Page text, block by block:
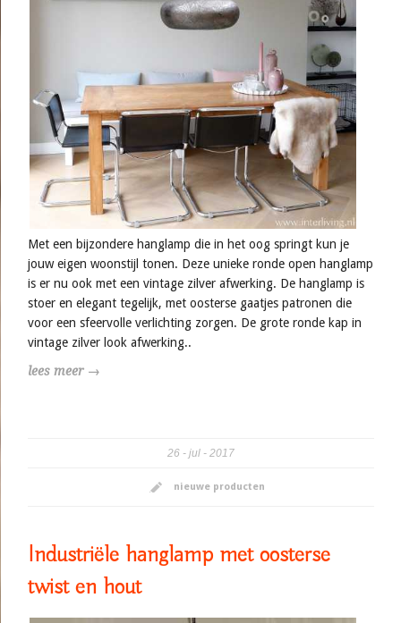
Met een bijzondere hanglamp die in het oog springt kun je
jouw eigen woonstijl tonen. Deze unieke ronde open hanglamp
is er nu ook met een vintage zilver afwerking. De hanglamp is
stoer en elegant tegelijk, met oosterse gaatjes patronen die
voor een sfeervolle verlichting zorgen. De grote ronde kap in
vintage zilver look afwerking..
lees meer →
26 jul 2017
nieuwe producten
Industriële hanglamp met oosterse
twist en hout